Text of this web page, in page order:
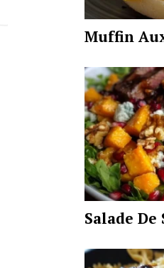
Muffin
Salade De